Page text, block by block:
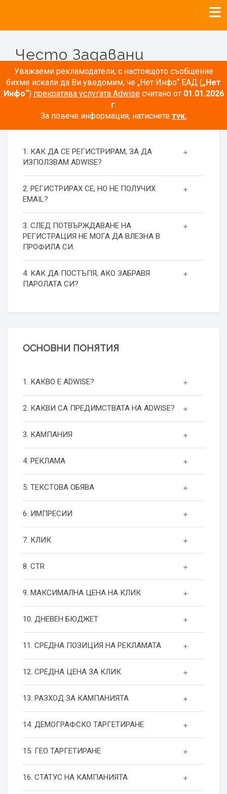
Уважаеми рекламодатели, с настоящото съобщение
бихме искали да Ви уведомим, че „Нет Инфо“ ЕАД („Нет
Инфо“) прекратява услугата Adwiseсчитано от 01.01.2026
г.
За повече информация, натиснете тук.
Често Задавани
Въпроси
РЕГИСТРАЦИЯ
1. КАК ДА СЕ РЕГИСТРИРАМ, ЗА ДА
ИЗПОЛЗВАМ ADWISE?
2. РЕГИСТРИРАХ СЕ, НО НЕ ПОЛУЧИХ
EMAIL?
3. СЛЕД ПОТВЪРЖДАВАНЕ НА
РЕГИСТРАЦИЯ НЕ МОГА ДА ВЛЕЗНА В
ПРОФИЛА СИ.
4. КАК ДА ПОСТЪПЯ, АКО ЗАБРАВЯ
ПАРОЛАТА СИ?
ОСНОВНИ ПОНЯТИЯ
1. КАКВО Е ADWISE?
2. КАКВИ СА ПРЕДИМСТВАТА НА ADWISE?
3. КАМПАНИЯ
4. РЕКЛАМА
5. ТЕКСТОВА ОБЯВА
6. ИМПРЕСИИ
7. КЛИК
8. CTR
9. МАКСИМАЛНА ЦЕНА НА КЛИК
10. ДНЕВЕН БЮДЖЕТ
11. СРЕДНА ПОЗИЦИЯ НА РЕКЛАМАТА
12. СРЕДНА ЦЕНА ЗА КЛИК
13. РАЗХОД ЗА КАМПАНИЯТА
14. ДЕМОГРАФСКО ТАРГЕТИРАНЕ
15. ГЕО ТАРГЕТИРАНЕ
16. СТАТУС НА КАМПАНИЯТА